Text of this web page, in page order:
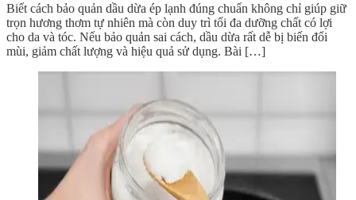
Biết cách bảo quản dầu dừa ép lạnh đúng chuẩn không chỉ giúp giữ
trọn hương thơm tự nhiên mà còn duy trì tối đa dưỡng chất có lợi
cho da và tóc. Nếu bảo quản sai cách, dầu dừa rất dễ bị biến đổi
mùi, giảm chất lượng và hiệu quả sử dụng. Bài […]